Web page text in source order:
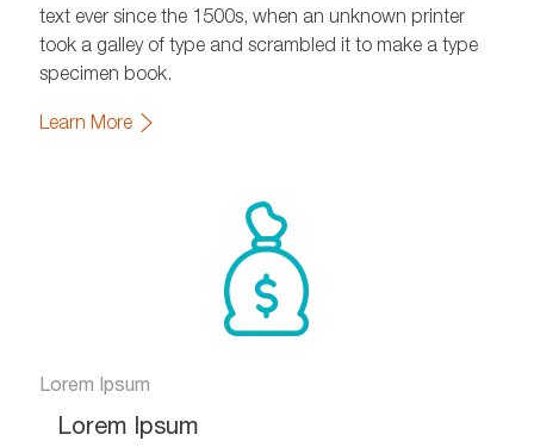
text ever since the 1500s, when an unknown printer
took a galley of type and scrambled it to make a type
specimen book.
Learn More
Lorem Ipsum
Lorem Ipsum